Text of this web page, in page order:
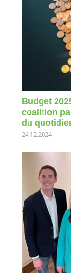
Budget
coalition
du
24.12.2024